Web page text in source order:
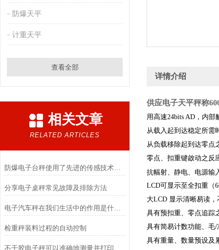
防爆天平
计重天平
查看全部
相关文章
RELATED ARTICLES
防爆电子台秤使用了先进的传感技术和数据处理算法
​分享电子桌秤常见故障及排除方法
电子汽车秤在我们生活中的作用是什么？
检重秤装料过程的自动控制
详情介绍
供应电子天平秤称
用高速24bits AD，内部
从载入起到达稳定所需
从负载移除起到达零点
零点、扣重键啟动之反
抗幅射、静电、电源输
LCD可显示至全扣重（
大LCD 显示清晰易读
具有预扣重、零点追踪
具有简易计数功能、毛/
具有重量、数量预设及